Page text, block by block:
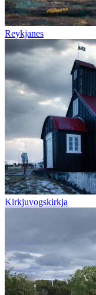
Reykjanes
Kirkjuvogskirkja